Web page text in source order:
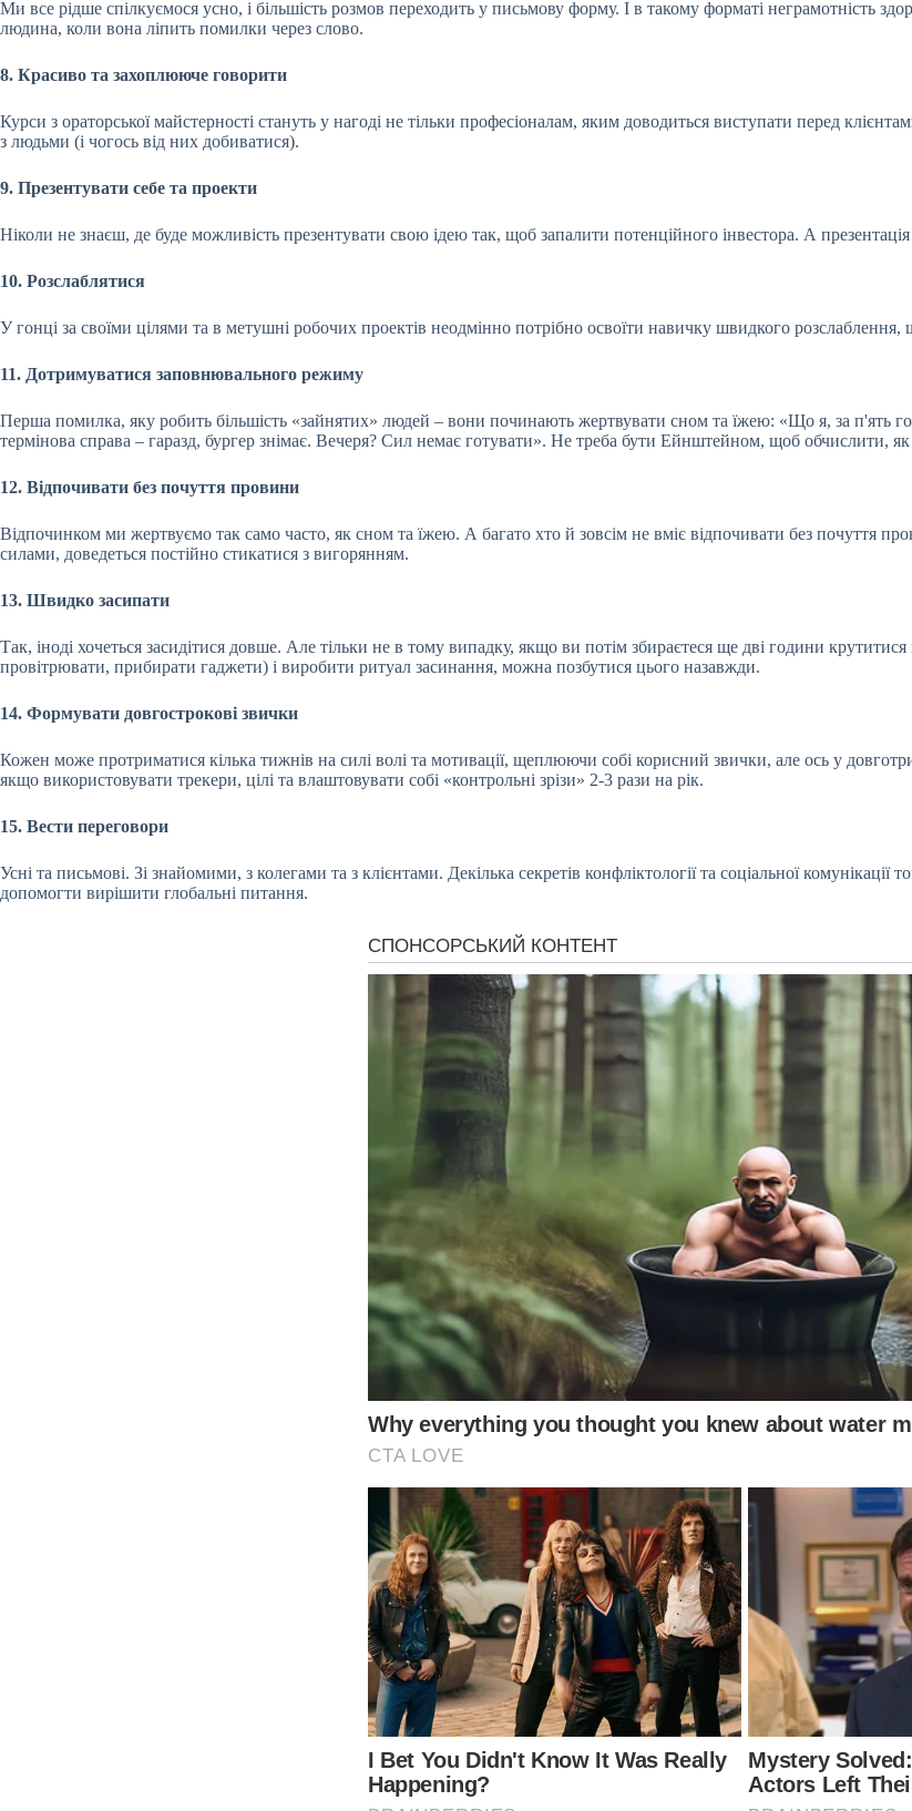
Ми все рідше спілкуємося усно, і більшість розмов переходить у письмову форму. І в такому форматі неграмотність
людина, коли вона ліпить помилки через слово.
8. Красиво та захоплююче говорити
Курси з ораторської майстерності стануть у нагоді не тільки професіоналам, яким доводиться виступати перед
з людьми (і чогось від них добиватися).
9. Презентувати себе та проекти
Ніколи не знаєш, де буде можливість презентувати свою ідею так, щоб запалити потенційного інвестора. А
10. Розслаблятися
У гонці за своїми цілями та в метушні робочих проектів неодмінно потрібно освоїти навичку швидкого
11. Дотримуватися заповнювального режиму
Перша помилка, яку робить більшість «зайнятих» людей – вони починають жертвувати сном та їжею: «Що я, за п'ять
термінова справа – гаразд, бургер знімає. Вечеря? Сил немає готувати». Не треба бути Ейнштейном, щоб обчислити, як
12. Відпочивати без почуття провини
Відпочинком ми жертвуємо так само часто, як сном та їжею. А багато хто й зовсім не вміє відпочивати без почуття
силами, доведеться постійно стикатися з вигорянням.
13. Швидко засипати
Так, іноді хочеться засидітися довше. Але тільки не в тому випадку, якщо ви потім збираєтеся ще дві години
провітрювати, прибирати гаджети) і виробити ритуал засинання, можна позбутися цього назавжди.
14. Формувати довгострокові звички
Кожен може протриматися кілька тижнів на силі волі та мотивації, щеплюючи собі корисний звички, але ось у
якщо використовувати трекери, цілі та влаштовувати собі «контрольні зрізи» 2-3 рази на рік.
15. Вести переговори
Усні та письмові. Зі знайомими, з колегами та з клієнтами. Декілька секретів конфліктології та соціальної
допомогти вирішити глобальні питання.